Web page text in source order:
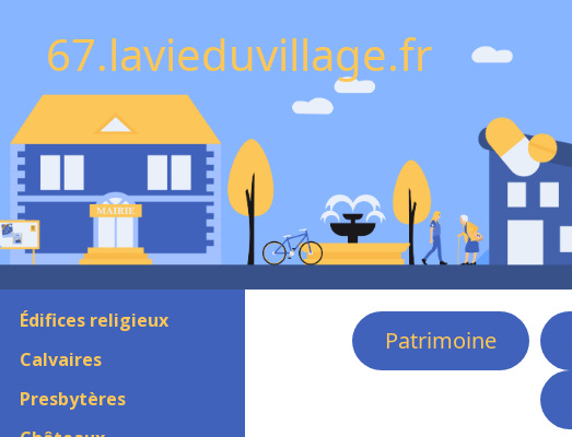
67.lavieduvillage.fr
Édifices religieux
Calvaires
Presbytères
Patrimoine